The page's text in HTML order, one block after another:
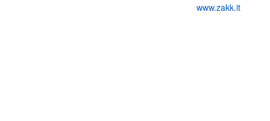
www.zakk.it